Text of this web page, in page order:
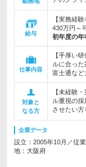
給与
【実務経
430万円～
初年度の年
仕事内容
【手厚い
ルに合っ
富士通など
対象と
なる方
【未経験
ル重視の
させたい方
企業データ
設立：2005年10月／従
地：大阪府